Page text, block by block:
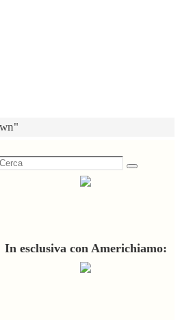
Cerca
In esclusiva con Americhiamo: